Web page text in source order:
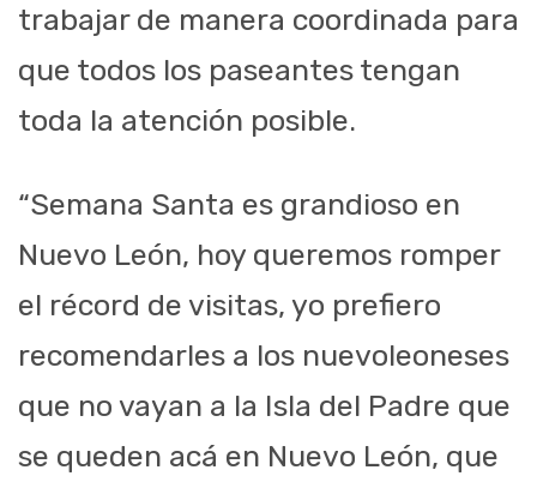
trabajar de manera coordinada para
que todos los paseantes tengan
toda la atención posible.
“Semana Santa es grandioso en
Nuevo León, hoy queremos romper
el récord de visitas, yo prefiero
recomendarles a los nuevoleoneses
que no vayan a la Isla del Padre que
se queden acá en Nuevo León, que